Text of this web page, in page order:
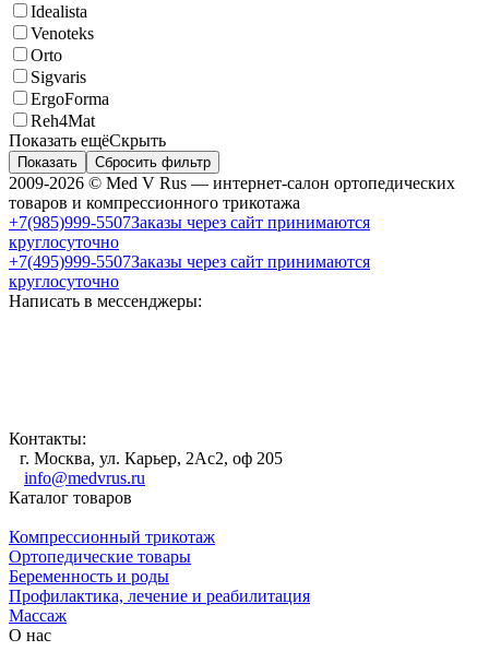
Idealista
Venoteks
Orto
Sigvaris
ErgoForma
Reh4Mat
Показать ещёСкрыть
Показать Сбросить фильтр
2009-2026 © Med V Rus — интернет-салон ортопедических
товаров и компрессионного трикотажа
+7(985)999-5507Заказы через сайт принимаются
круглосуточно
+7(495)999-5507Заказы через сайт принимаются
круглосуточно
Написать в мессенджеры:
Контакты:
г. Москва, ул. Карьер, 2Ас2, оф 205
info@medvrus.ru
Каталог товаров
Компрессионный трикотаж
Ортопедические товары
Беременность и роды
Профилактика, лечение и реабилитация
Массаж
О нас